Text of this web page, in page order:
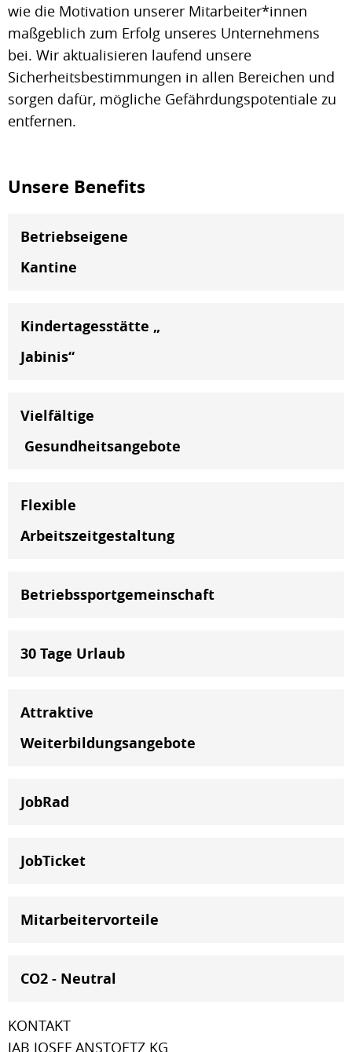
wie die Motivation unserer Mitarbeiter*innen
maßgeblich zum Erfolg unseres Unternehmens
bei. Wir aktualisieren laufend unsere
Sicherheitsbestimmungen in allen Bereichen und
sorgen dafür, mögliche Gefährdungspotentiale zu
entfernen.
Unsere Benefits
Betriebseigene
Kantine
Kindertagesstätte „
Jabinis“
Vielfältige
Gesundheitsangebote
Flexible
Arbeitszeitgestaltung
Betriebssportgemeinschaft
30 Tage Urlaub
Attraktive
Weiterbildungsangebote
JobRad
JobTicket
Mitarbeitervorteile
CO2 - Neutral
KONTAKT
JAB JOSEF ANSTOETZ KG